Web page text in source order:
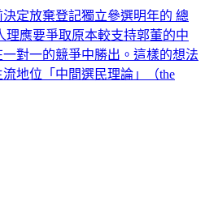
定放棄登記獨立參選明年的 總
理應要爭取原本較支持郭董的中
對一的競爭中勝出。這樣的想法
地位「中間選民理論」（the